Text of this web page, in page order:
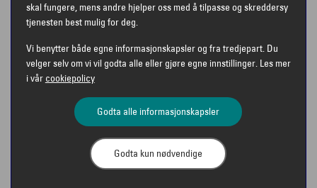
skal fungere, mens andre hjelper oss med å tilpasse og skreddersy
tjenesten best mulig for deg.
Vi benytter både egne informasjonskapsler og fra tredjepart. Du
velger selv om vi vil godta alle eller gjøre egne innstillinger. Les mer
i vår cookiepolicy
Godta alle informasjonskapsler
Godta kun nødvendige